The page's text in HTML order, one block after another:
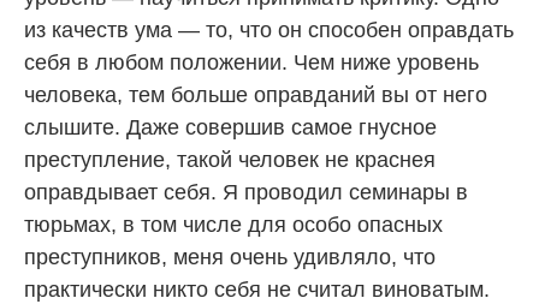
из качеств ума — то, что он способен оправдать
себя в любом положении. Чем ниже уровень
человека, тем больше оправданий вы от него
слышите. Даже совершив самое гнусное
преступление, такой человек не краснея
оправдывает себя. Я проводил семинары в
тюрьмах, в том числе для особо опасных
преступников, меня очень удивляло, что
практически никто себя не считал виноватым.